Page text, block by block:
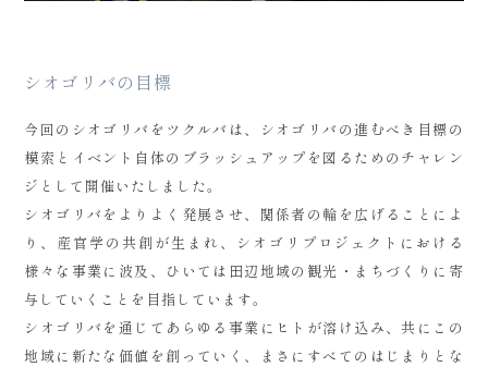
シオゴリバの目標
今回のシオゴリバをツクルバは、シオゴリバの進むべき目標の
模索とイベント自体のブラッシュアップを図るためのチャレン
ジとして開催いたしました。
シオゴリバをよりよく発展させ、関係者の輪を広げることによ
り、産官学の共創が生まれ、シオゴリプロジェクトにおける
様々な事業に波及、ひいては田辺地域の観光・まちづくりに寄
与していくことを目指しています。
シオゴリバを通じてあらゆる事業にヒトが溶け込み、共にこの
地域に新たな価値を創っていく、まさにすべてのはじまりとな